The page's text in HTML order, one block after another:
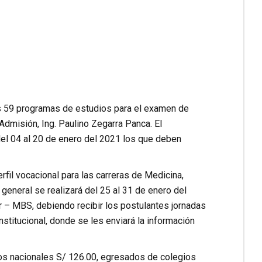
programas de estudios para el examen de
Ing. Paulino Zegarra Panca. El
04 al 20 de enero del 2021 los que deben
vocacional para las carreras de Medicina,
se realizará del 25 al 31 de enero del
MBS, debiendo recibir los postulantes jornadas
donde se les enviará la información
nacionales S/ 126.00, egresados de colegios